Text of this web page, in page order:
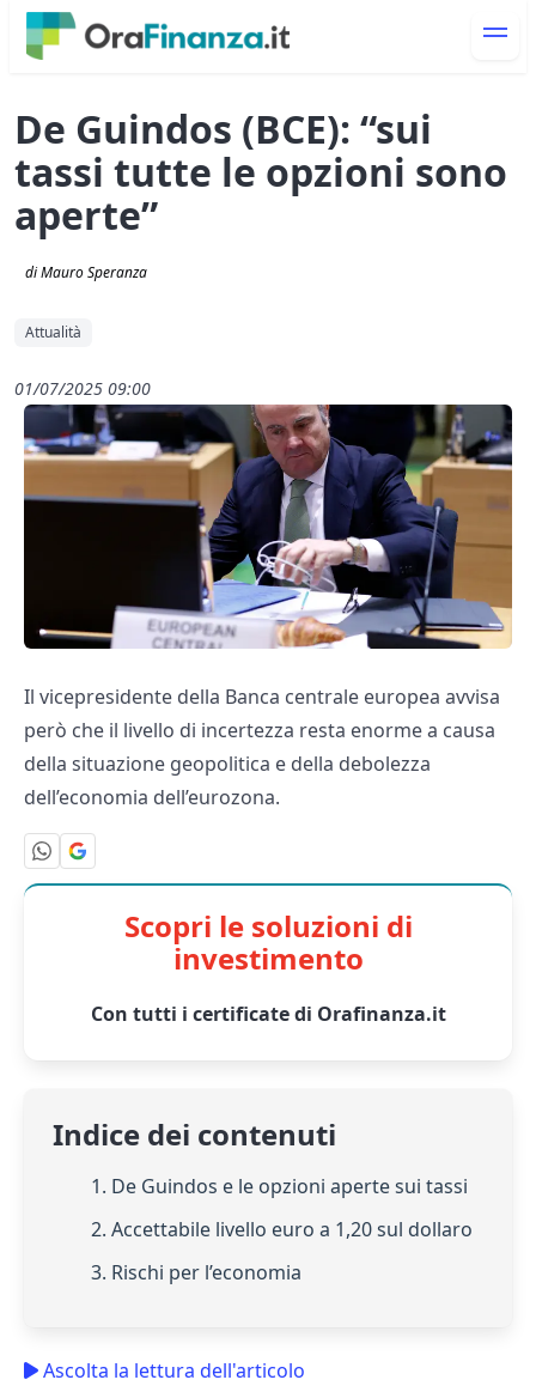
De Guindos (BCE): “sui
tassi tutte le opzioni sono
aperte”
di Mauro Speranza
Attualità
01/07/2025 09:00
Il vicepresidente della Banca centrale europea avvisa
però che il livello di incertezza resta enorme a causa
della situazione geopolitica e della debolezza
dell’economia dell’eurozona.
Scopri le soluzioni di
investimento
Con tutti i certificate di Orafinanza.it
Indice dei contenuti
1. De Guindos e le opzioni aperte sui tassi
2. Accettabile livello euro a 1,20 sul dollaro
3. Rischi per l’economia
Ascolta la lettura dell'articolo